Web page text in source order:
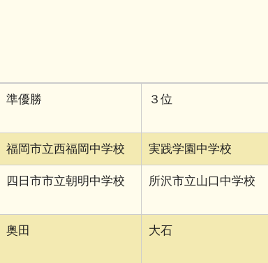
準優勝 ３位
福岡市立西福岡中学校 実践学園中学校
四日市市立朝明中学校 所沢市立山口中学校
奥田 大石